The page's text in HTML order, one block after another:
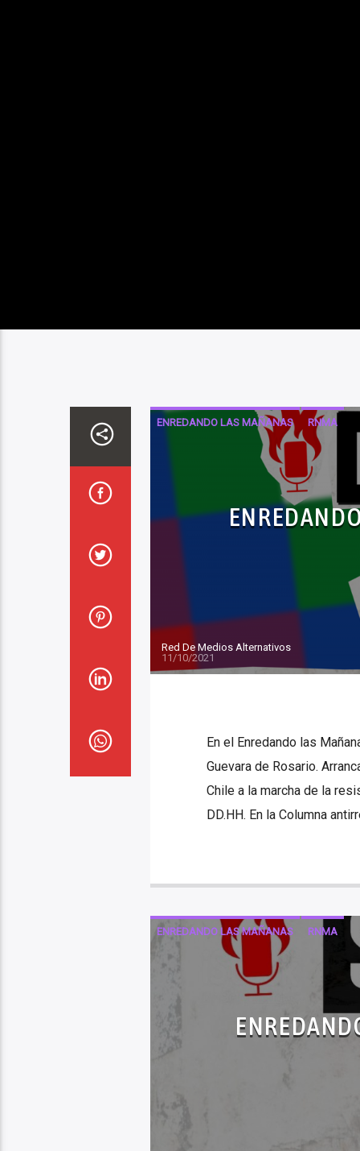
ENREDANDO LAS MAÑANAS RNMA
Red De Medios Alternativos
11/10/2021
En el Enredando las
Guevara de Rosario.
Chile a la marcha de la
DD.HH. En la Columna
ENREDANDO LAS MAÑANAS RNMA